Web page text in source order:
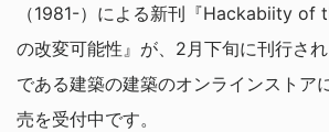
（1981-）による新刊『Hackabiity of
の改変可能性』が、2月下旬に刊行さ
である建築の建築のオンラインストア
売を受付中です。